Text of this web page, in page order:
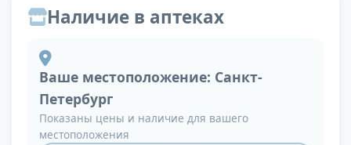
Наличие в аптеках
Ваше местоположение: Санкт-
Петербург
Показаны цены и наличие для вашего
местоположения